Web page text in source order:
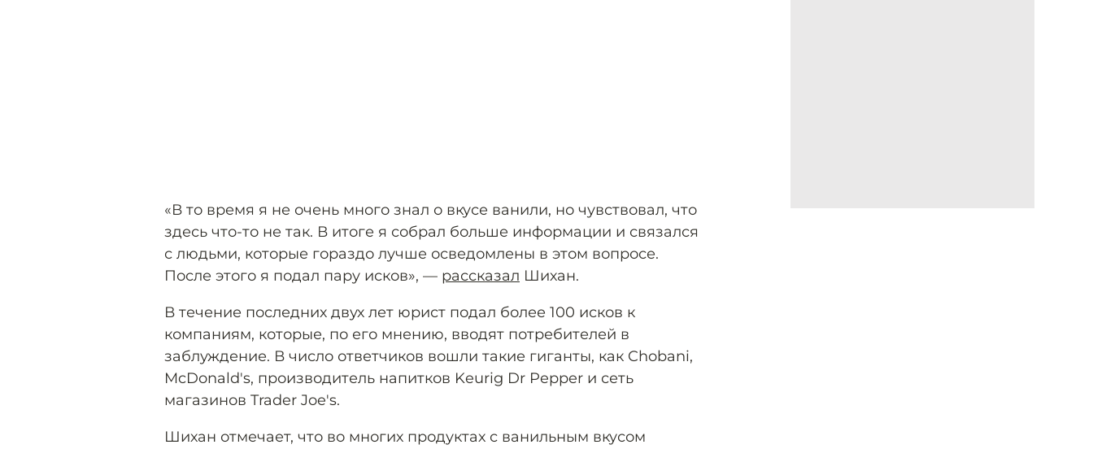
«В то время я не очень много знал о вкусе ванили, но чувствовал, что
здесь что-то не так. В итоге я собрал больше информации и связался
с людьми, которые гораздо лучше осведомлены в этом вопросе.
После этого я подал пару исков», — рассказал Шихан.
В течение последних двух лет юрист подал более 100 исков к
компаниям, которые, по его мнению, вводят потребителей в
заблуждение. В число ответчиков вошли такие гиганты, как Chobani,
McDonald's, производитель напитков Keurig Dr Pepper и сеть
магазинов Trader Joe's.
Шихан отмечает, что во многих продуктах с ванильным вкусом